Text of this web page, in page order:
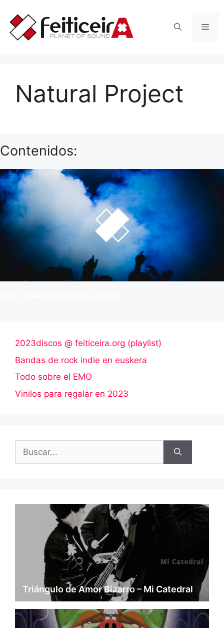
contenido
Natural Project
Contenidos:
2023discos @ feiticeira.org (playlist)
Bandas de rock indie en euskera
Todo sobre el EMO
Vinilos para regalar en 2023
Triángulo de Amor Bizarro – Mi Catedral